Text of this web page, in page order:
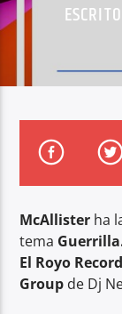
TRUMPETS
McAllister ha
tema
El Royo
Group de Dj